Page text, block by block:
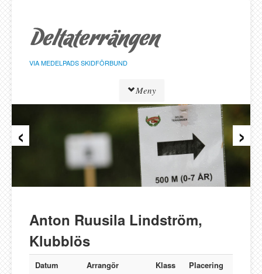
sidans
innehåll
VIA MEDELPADS SKIDFÖRBUND
Meny
Resultat
Föreningar
Bergeforsen SK
IF Strategen
Lucksta IF
‹ ›
Anton Ruusila Lindström,
Klubblös
Datum Arrangör Klass
Placering